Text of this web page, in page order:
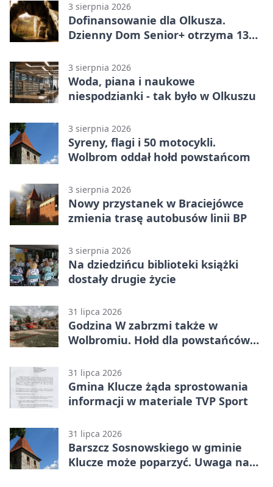
3 sierpnia 2026
Dofinansowanie dla Olkusza.
Dzienny Dom Senior+ otrzyma 134
3 sierpnia 2026
Woda, piana i naukowe
niespodzianki - tak było w Olkuszu
3 sierpnia 2026
Syreny, flagi i 50 motocykli.
Wolbrom oddał hołd powstańcom
3 sierpnia 2026
Nowy przystanek w Braciejówce
zmienia trasę autobusów linii BP
3 sierpnia 2026
Na dziedzińcu biblioteki książki
dostały drugie życie
31 lipca 2026
Godzina W zabrzmi także w
Wolbromiu. Hołd dla powstańców
31 lipca 2026
Gmina Klucze żąda sprostowania
informacji w materiale TVP Sport
31 lipca 2026
Barszcz Sosnowskiego w gminie
Klucze może poparzyć. Uwaga na